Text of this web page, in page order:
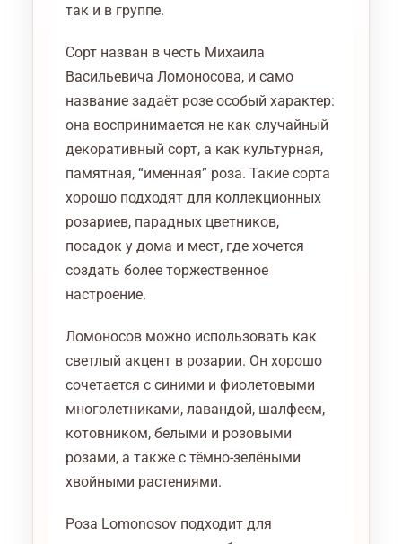
так и в группе.
Сорт назван в честь Михаила
Васильевича Ломоносова, и само
название задаёт розе особый характер:
она воспринимается не как случайный
декоративный сорт, а как культурная,
памятная, “именная” роза. Такие сорта
хорошо подходят для коллекционных
розариев, парадных цветников,
посадок у дома и мест, где хочется
создать более торжественное
настроение.
Ломоносов можно использовать как
светлый акцент в розарии. Он хорошо
сочетается с синими и фиолетовыми
многолетниками, лавандой, шалфеем,
котовником, белыми и розовыми
розами, а также с тёмно-зелёными
хвойными растениями.
Роза Lomonosov подходит для